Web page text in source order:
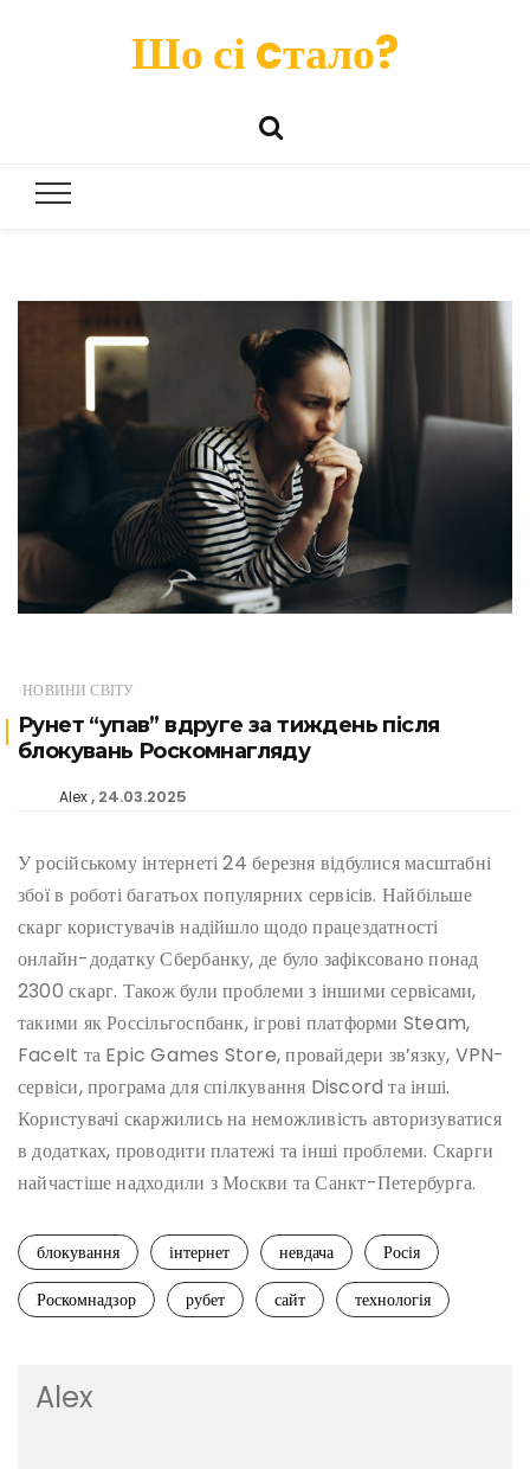
Шо сі cтало?
НОВИНИ СВІТУ
Рунет “упав” вдруге за тиждень після
блокувань Роскомнагляду
Alex 24.03.2025
У російському інтернеті 24 березня відбулися масштабні
збої в роботі багатьох популярних сервісів. Найбільше
скарг користувачів надійшло щодо працездатності
онлайн-додатку Сбербанку, де було зафіксовано понад
2300 скарг. Також були проблеми з іншими сервісами,
такими як Россільгоспбанк, ігрові платформи Steam,
FaceIt та Epic Games Store, провайдери зв’язку, VPN-
сервіси, програма для спілкування Discord та інші.
Користувачі скаржились на неможливість авторизуватися
в додатках, проводити платежі та інші проблеми. Скарги
найчастіше надходили з Москви та Санкт-Петербурга.
блокування інтернет невдача
Росія
Роскомнадзор
рубет сайт технологія
Alex